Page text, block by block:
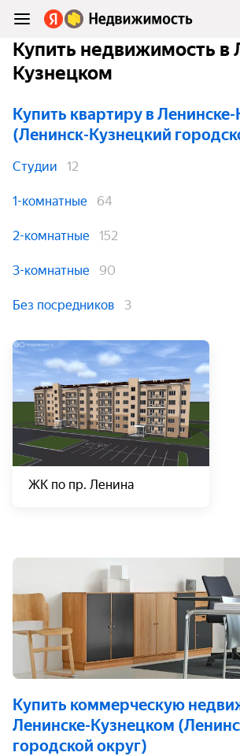
Купить недвижимость в
Кузнецком
Купить квартиру в
(Ленинск-Кузнецкий
Студии 12
1-комнатные 64
2-комнатные 152
3-комнатные 90
Без посредников 3
ЖК по пр. Ленина
Купить коммерческую
Ленинске-Кузнецком
городской округ)